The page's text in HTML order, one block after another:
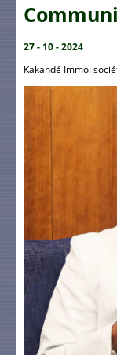
27 - 10 - 2024
Kakandé Immo: